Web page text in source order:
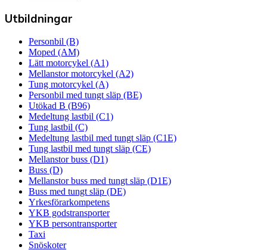
Utbildningar
Personbil (B)
Moped (AM)
Lätt motorcykel (A1)
Mellanstor motorcykel (A2)
Tung motorcykel (A)
Personbil med tungt släp (BE)
Utökad B (B96)
Medeltung lastbil (C1)
Tung lastbil (C)
Medeltung lastbil med tungt släp (C1E)
Tung lastbil med tungt släp (CE)
Mellanstor buss (D1)
Buss (D)
Mellanstor buss med tungt släp (D1E)
Buss med tungt släp (DE)
Yrkesförarkompetens
YKB godstransporter
YKB persontransporter
Taxi
Snöskoter